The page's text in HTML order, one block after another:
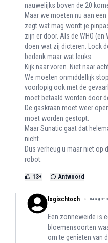
nauwelijks boven de 20
Maar we moeten nu aan
zegt wat mag wordt je
zijn er door. Als de WHO
doen wat zij dicteren. Lock
bedenk maar wat leuks.
Kijk naar voren. Niet naar
We moeten onmiddellijk
voorlopig ook met de
moet betaald worden door
De gaskraan moet weer
moet worden gestopt.
Maar Sunatic gaat dat
nicht.
Dus verheug u maar niet op
robot.
13+ Antwoord
logischtoch 04
Een zonneweide is
bloemensoorten
om te genieten van